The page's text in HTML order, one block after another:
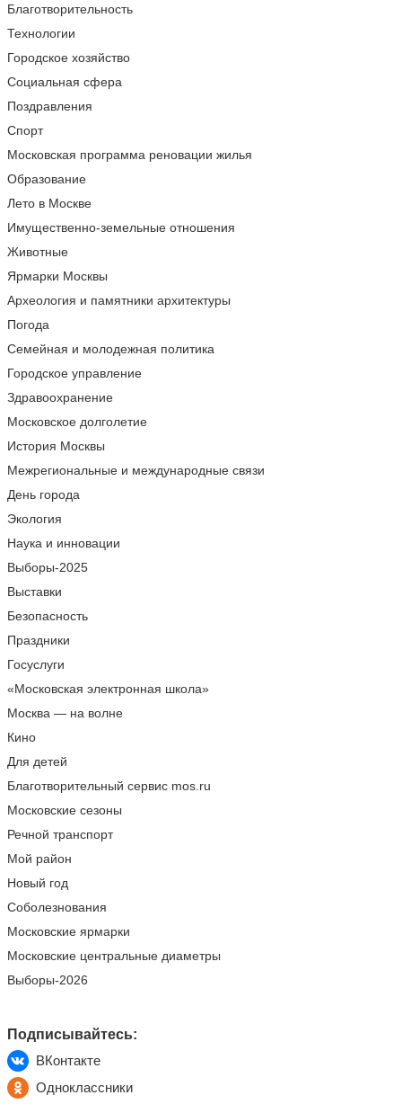
Благотворительность
Технологии
Городское хозяйство
Социальная сфера
Поздравления
Спорт
Московская программа реновации жилья
Образование
Лето в Москве
Имущественно-земельные отношения
Животные
Ярмарки Москвы
Археология и памятники архитектуры
Погода
Семейная и молодежная политика
Городское управление
Здравоохранение
Московское долголетие
История Москвы
Межрегиональные и международные связи
День города
Экология
Наука и инновации
Выборы-2025
Выставки
Безопасность
Праздники
Госуслуги
«Московская электронная школа»
Москва — на волне
Кино
Для детей
Благотворительный сервис mos.ru
Московские сезоны
Речной транспорт
Мой район
Новый год
Соболезнования
Московские ярмарки
Московские центральные диаметры
Выборы-2026
Подписывайтесь:
ВКонтакте
Одноклассники